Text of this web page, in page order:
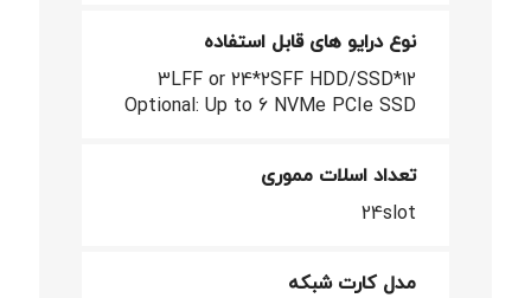
نوع درایو های قابل استفاده
12*3LFF or 24*2SFF HDD/SSD
Optional: Up to 6 NVMe PCIe SSD
تعداد اسلات مموری
24slot
مدل کارت شبکه